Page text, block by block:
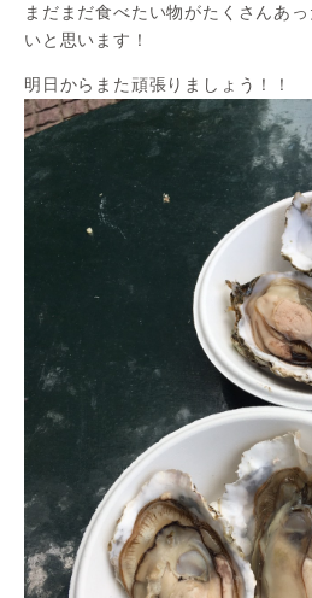
まだまだ食べたい物がたくさんあ
いと思います！
明日からまた頑張りましょう！！